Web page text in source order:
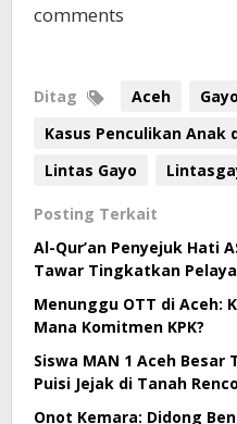
comments
Ditag Aceh
Gayo
Kasus Penculikan Anak
Lintas Gayo
Posting Terkait
Al-Qur’an Penyejuk Hati
Tawar Tingkatkan
Menunggu OTT di Aceh:
Mana Komitmen KPK?
Siswa MAN 1 Aceh
Puisi Jejak di Tanah
Onot Kemara: Didong